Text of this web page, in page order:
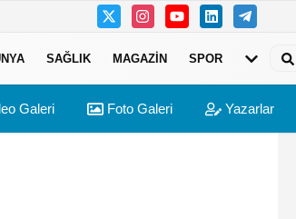
SAĞLIK MAGAZIN SPOR
Galeri Foto Galeri Yazarlar